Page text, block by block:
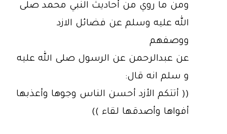
ومن ما روي من أحاديث النبي محمد صلى
الله عليه وسلم عن فضائل الازد
ووصفهم
عن عبدالرحمن عن الرسول صلى الله عليه
و سلم انه قال:
(( أتتكم الأزد أحسن الناس وجوها وأعذبها
أفواها وأصدقها لقاء‏ ))‏